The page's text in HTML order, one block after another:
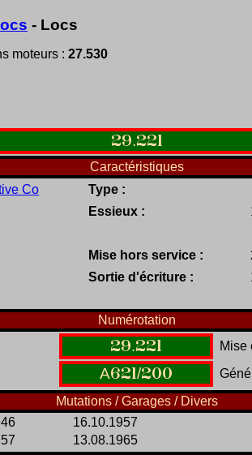
- Locs
moteurs : 27.530
29.221
Caractéristiques
Co Type :
Essieux :
Mise hors service :
Sortie d'écriture :
Numérotation
29.221
Mise
A621 /200
Mutations / Garages / Divers
16.10.1957
13.08.1965